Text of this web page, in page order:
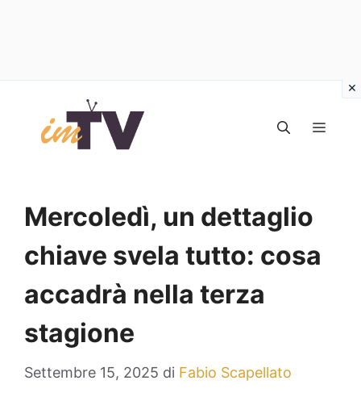
contenuto
Mercoledì, un dettaglio
chiave svela tutto: cosa
accadrà nella terza
stagione
Settembre 15, 2025 di Fabio Scapellato